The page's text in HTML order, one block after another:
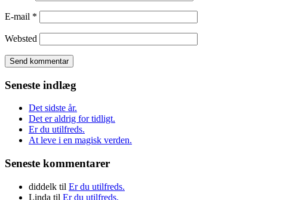
E-mail *
Websted
Seneste indlæg
Det sidste år.
Det er aldrig for tidligt.
Er du utilfreds.
At leve i en magisk verden.
Seneste kommentarer
diddelk til Er du utilfreds.
Linda til Er du utilfreds.